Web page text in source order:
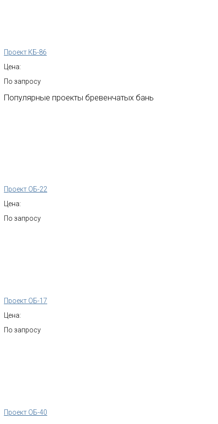
Проект КБ-86
Цена:
По запросу
Популярные проекты бревенчатых бань
Проект ОБ-22
Цена:
По запросу
Проект ОБ-17
Цена:
По запросу
Проект ОБ-40